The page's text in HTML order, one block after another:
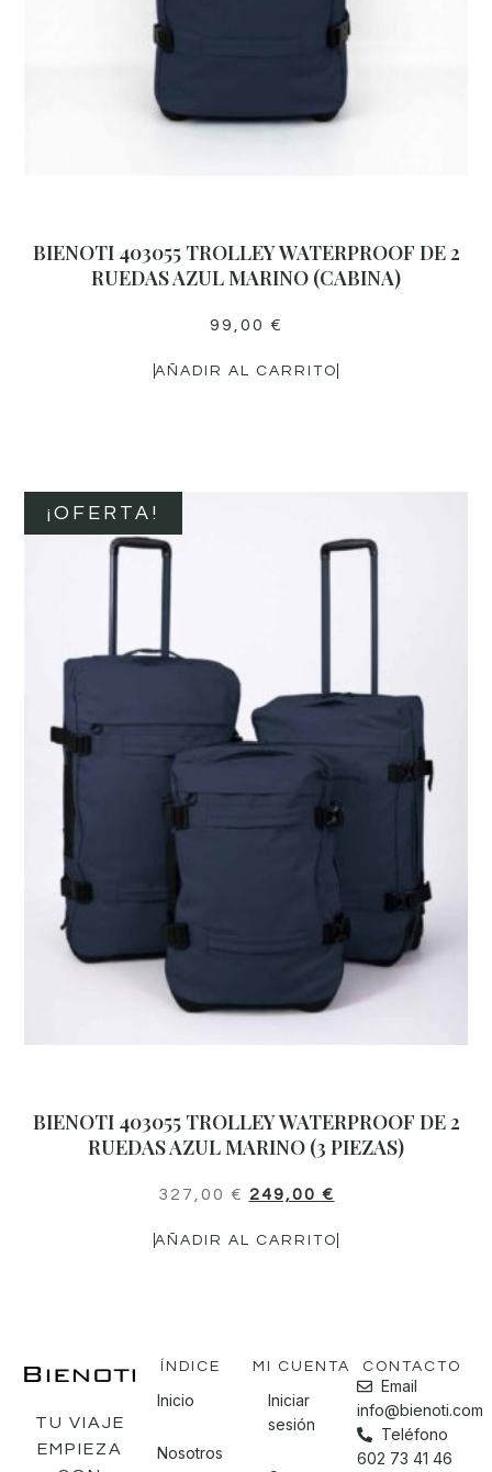
BIENOTI 403055 TROLLEY WATERPROOF DE 2
RUEDAS AZUL MARINO (CABINA)
99,00 €
AÑADIR AL CARRITO
¡OFERTA!
BIENOTI 403055 TROLLEY WATERPROOF DE 2
RUEDAS AZUL MARINO (3 PIEZAS)
327,00 € 249,00 €
AÑADIR AL CARRITO
TU VIAJE
EMPIEZA
ÍNDICE
Inicio
Nosotros
MI CUENTA
Iniciar
sesión
CONTACTO
Email
info@bienoti.com
Teléfono
602 73 41 46